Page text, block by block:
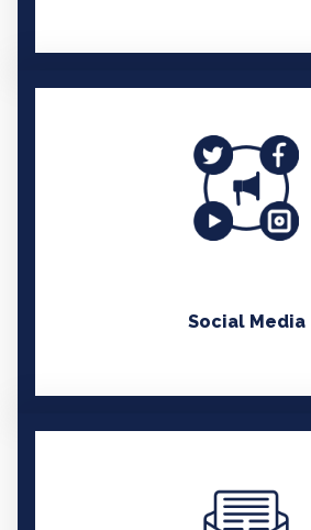
Social Media
EN SAVOIR PLUS